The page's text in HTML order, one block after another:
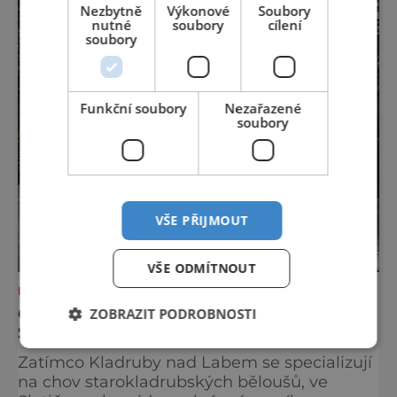
S norimberským Christkindlesmarktem se
drážďanské vánoční trhy každoročně
přetahují o pozici nejnavštěvovanějších t
KAM S DĚTMI
OBJEVTE MALINKÝ HRÁDEK VE
SLATIŇANECH
Zatímco Kladruby nad Labem se specializují
na chov starokladrubských běloušů, ve
Nezbytně
nutné
soubory
Výkonové
soubory
Soubory
cílení
Funkční soubory
Nezařazené
soubory
VŠE PŘIJMOUT
VŠE ODMÍTNOUT
ZOBRAZIT PODROBNOSTI